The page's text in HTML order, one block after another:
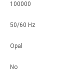
100000
50/60 Hz
Opal
No